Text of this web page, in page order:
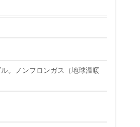
。ノンフロンガス（地球温暖